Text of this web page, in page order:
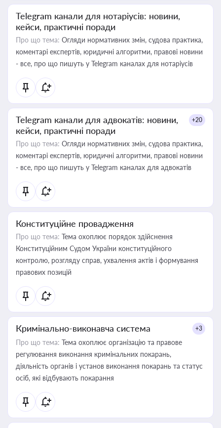
Telegram канали для нотаріусів: новини,
кейси, практичні поради
Про що тема: Огляди нормативних змін, судова практика,
коментарі експертів, юридичні алгоритми, правові новини
- все, про що пишуть у Telegram каналах для нотаріусів
Telegram канали для адвокатів: новини,
кейси, практичні поради
+20
Про що тема: Огляди нормативних змін, судова практика,
коментарі експертів, юридичні алгоритми, правові новини
- все, про що пишуть у Telegram каналах для адвокатів
Конституційне провадження
Про що тема: Тема охоплює порядок здійснення
Конституційним Судом України конституційного
контролю, розгляду справ, ухвалення актів і формування
правових позицій
Кримінально-виконавча система +3
Про що тема: Тема охоплює організацію та правове
регулювання виконання кримінальних покарань,
діяльність органів і установ виконання покарань та статус
осіб, які відбувають покарання